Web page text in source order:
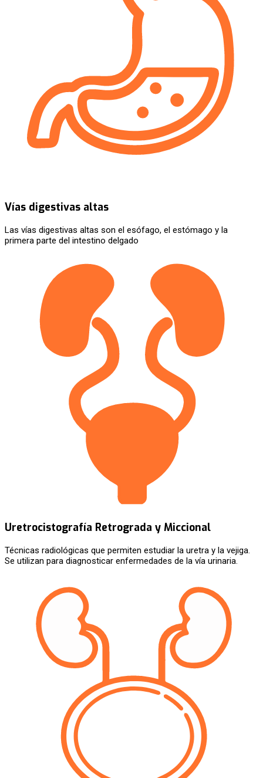
Vías digestivas altas
Las vías digestivas altas son el esófago, el estómago y la
primera parte del intestino delgado
Uretrocistografía Retrograda y Miccional
Técnicas radiológicas que permiten estudiar la uretra y la vejiga.
Se utilizan para diagnosticar enfermedades de la vía urinaria.